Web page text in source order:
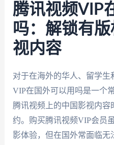
腾讯视频VIP
吗：解锁有
视内容
对于在海外的华人、留学
VIP在国外可以用吗是一个
腾讯视频上的中国影视内容
约。购买腾讯视频VIP会员
影体验，但在国外常面临无